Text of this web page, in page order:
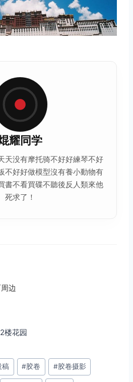
耀同学
天没有摩托骑不好好練琴不好
不好好做模型沒有養小動物有
書不看買碟不聽後反人類來他
死求了！
边
楼花园
稿 #胶卷 #胶卷摄影